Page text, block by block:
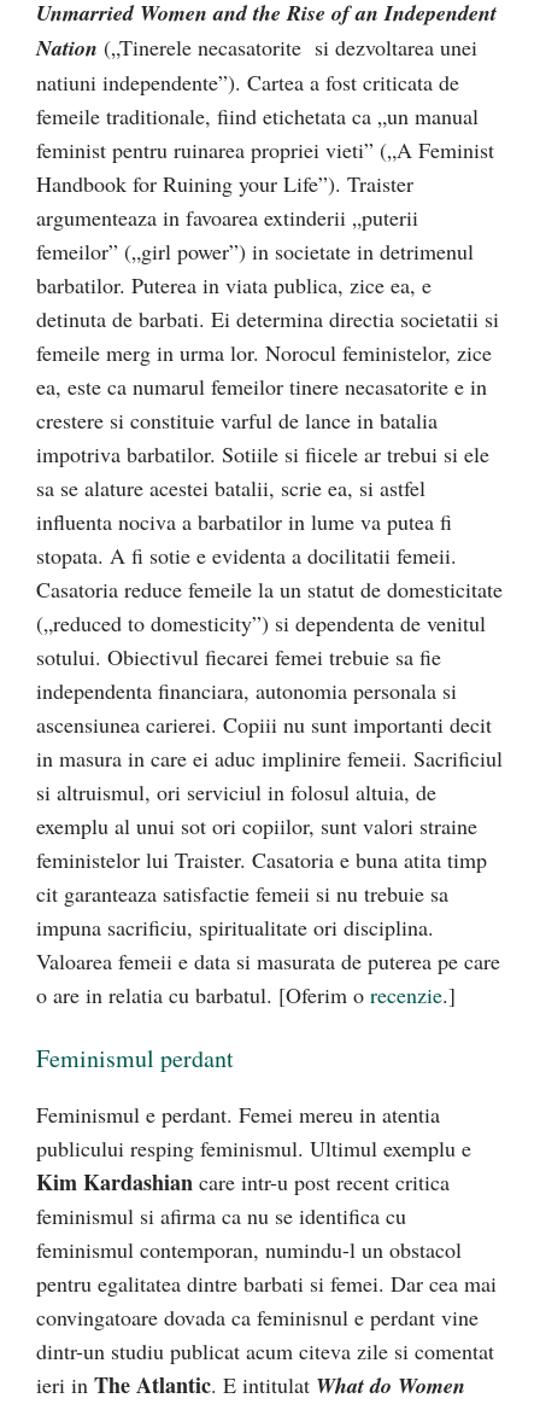
Unmarried Women and the Rise of an Independent
Nation („Tinerele necasatorite si dezvoltarea unei
natiuni independente”). Cartea a fost criticata de
femeile traditionale, fiind etichetata ca „un manual
feminist pentru ruinarea propriei vieti” („A Feminist
Handbook for Ruining your Life”). Traister
argumenteaza in favoarea extinderii „puterii
femeilor” („girl power”) in societate in detrimenul
barbatilor. Puterea in viata publica, zice ea, e
detinuta de barbati. Ei determina directia societatii si
femeile merg in urma lor. Norocul feministelor, zice
ea, este ca numarul femeilor tinere necasatorite e in
crestere si constituie varful de lance in batalia
impotriva barbatilor. Sotiile si fiicele ar trebui si ele
sa se alature acestei batalii, scrie ea, si astfel
influenta nociva a barbatilor in lume va putea fi
stopata. A fi sotie e evidenta a docilitatii femeii.
Casatoria reduce femeile la un statut de domesticitate
(„reduced to domesticity”) si dependenta de venitul
sotului. Obiectivul fiecarei femei trebuie sa fie
independenta financiara, autonomia personala si
ascensiunea carierei. Copiii nu sunt importanti decit
in masura in care ei aduc implinire femeii. Sacrificiul
si altruismul, ori serviciul in folosul altuia, de
exemplu al unui sot ori copiilor, sunt valori straine
feministelor lui Traister. Casatoria e buna atita timp
cit garanteaza satisfactie femeii si nu trebuie sa
impuna sacrificiu, spiritualitate ori disciplina.
Valoarea femeii e data si masurata de puterea pe care
o are in relatia cu barbatul. [Oferim o recenzie.]
Feminismul perdant
Feminismul e perdant. Femei mereu in atentia
publicului resping feminismul. Ultimul exemplu e
KimKardashian care intr-u post recent critica
feminismul si afirma ca nu se identifica cu
feminismul contemporan, numindu-l un obstacol
pentru egalitatea dintre barbati si femei. Dar cea mai
convingatoare dovada ca feminisnul e perdant vine
dintr-un studiu publicat acum citeva zile si comentat
ieri in The Atlantic. E intitulat What do Women